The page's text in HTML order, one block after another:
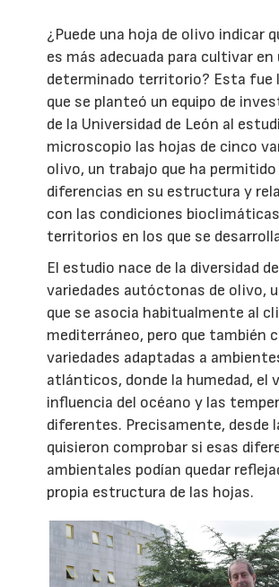
¿Puede una hoja de olivo indicar
es más adecuada para cultivar en
determinado territorio? Esta fue
que se planteó un equipo de
de la Universidad de León al
microscopio las hojas de cinco
olivo, un trabajo que ha
diferencias en su estructura y
con las condiciones
territorios en los que se
El estudio nace de la diversidad de
variedades autóctonas de olivo,
que se asocia habitualmente al
mediterráneo, pero que también
variedades adaptadas a
atlánticos, donde la humedad, el
influencia del océano y las
diferentes. Precisamente, desde
quisieron comprobar si esas
ambientales podían quedar
propia estructura de las hojas.